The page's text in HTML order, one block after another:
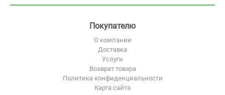
Покупателю
О компании
Доставка
Услуги
Возврат товара
Политика конфиденциальности
Карта сайта